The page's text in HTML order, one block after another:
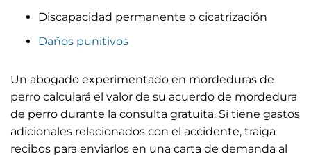
Discapacidad permanente o cicatrización
Daños punitivos
Un abogado experimentado en mordeduras de
perro calculará el valor de su acuerdo de mordedura
de perro durante la consulta gratuita. Si tiene gastos
adicionales relacionados con el accidente, traiga
recibos para enviarlos en una carta de demanda al